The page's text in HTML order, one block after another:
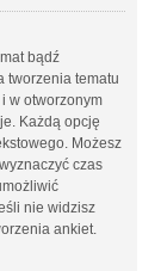
bądź
tworzenia tematu
w otworzonym
Każdą opcję
Możesz
czas
nie widzisz
ankiet.